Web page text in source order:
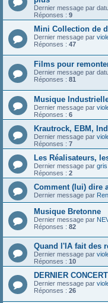
Dernier message par
Réponses : 9
Mini Collection de
Dernier message par
Réponses : 47
Films pour
Dernier message par
Réponses : 81
Musique
Dernier message par
Réponses : 6
Krautrock, EBM,
Dernier message par
Réponses : 7
Les Réalisateurs,
Dernier message par gris
Réponses : 2
Comment (lui) dire
Dernier message par
Musique Bretonne
Dernier message par
Réponses : 82
Quand l'IA fait des
Dernier message par
Réponses : 10
DERNIER
Dernier message par
Réponses : 26